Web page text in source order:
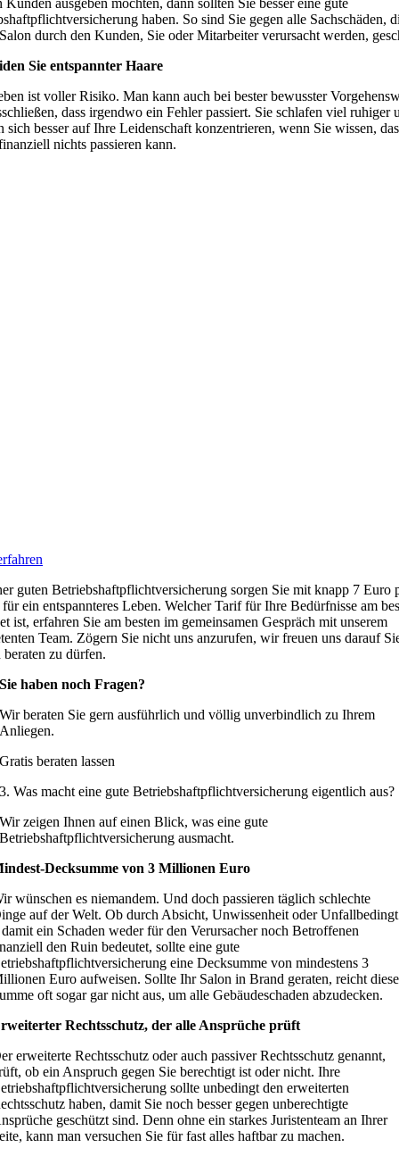
haben. So sind Sie gegen alle Sachschäden,
durch den Kunden, Sie oder Mitarbeiter verursacht werden,
Sie entspannter Haare
ist voller Risiko. Man kann auch bei bester bewusster
dass irgendwo ein Fehler passiert. Sie schlafen viel ruhiger
sich besser auf Ihre Leidenschaft konzentrieren, wenn Sie wissen,
nichts passieren kann.
guten Betriebshaftpflichtversicherung sorgen Sie mit knapp 7 Euro
ein entspannteres Leben. Welcher Tarif für Ihre Bedürfnisse am
ist, erfahren Sie am besten im gemeinsamen Gespräch mit unserem
Team. Zögern Sie nicht uns anzurufen, wir freuen uns darauf
zu dürfen.
Sie haben noch Fragen?
Wir beraten Sie gern ausführlich und völlig unverbindlich zu Ihrem
Anliegen.
Gratis beraten lassen
3. Was macht eine gute Betriebshaftpflichtversicherung eigentlich aus?
Wir zeigen Ihnen auf einen Blick, was eine gute
Betriebshaftpflichtversicherung ausmacht.
Decksumme von 3 Millionen Euro
wünschen es niemandem. Und doch passieren täglich schlechte
auf der Welt. Ob durch Absicht, Unwissenheit oder Unfallbedingt
ein Schaden weder für den Verursacher noch Betroffenen
den Ruin bedeutet, sollte eine gute
eine Decksumme von mindestens 3
Euro aufweisen. Sollte Ihr Salon in Brand geraten, reicht diese
oft sogar gar nicht aus, um alle Gebäudeschaden abzudecken.
Rechtsschutz, der alle Ansprüche prüft
erweiterte Rechtsschutz oder auch passiver Rechtsschutz genannt,
ob ein Anspruch gegen Sie berechtigt ist oder nicht. Ihre
sollte unbedingt den erweiterten
haben, damit Sie noch besser gegen unberechtigte
geschützt sind. Denn ohne ein starkes Juristenteam an Ihrer
kann man versuchen Sie für fast alles haftbar zu machen.